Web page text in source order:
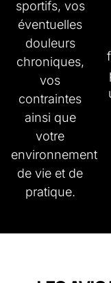
sportifs, vos
éventuelles
douleurs
chroniques,
vos
contraintes
ainsi que
votre
environnement
de vie et de
pratique.